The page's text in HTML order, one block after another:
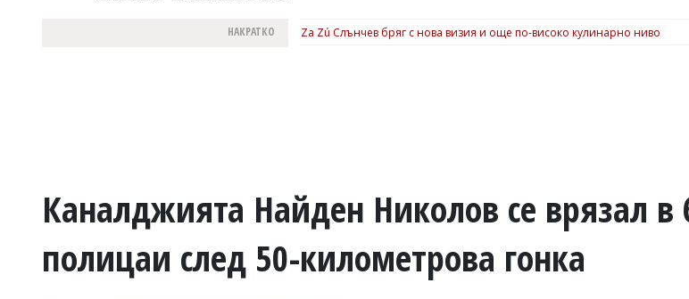
ВОЙНАТА
УКРАЙНА
НАКРАТКО Za Zú Слънчев бряг с нова визия и още по-високо кулинарно ниво
Каналджията Найден Николов се врязал в
полицаи след 50-километрова гонка